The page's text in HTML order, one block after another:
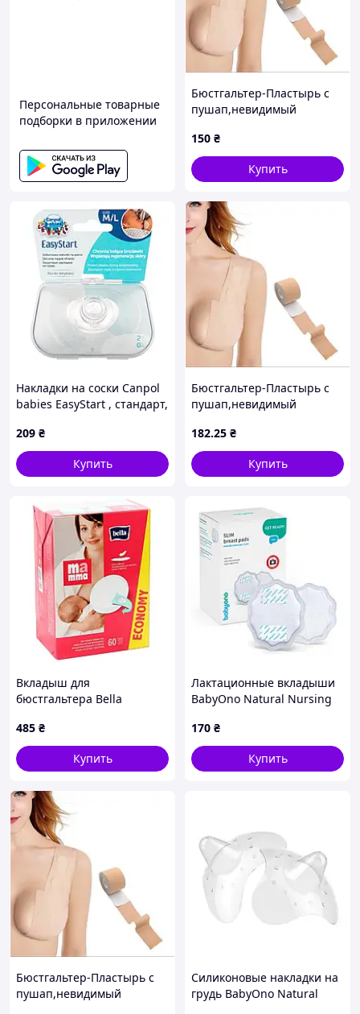
Персональные товарные
подборки в приложении
Бюстгальтер-Пластырь с
пушап,невидимый
Кинезиотейп для
подтягивания груди
150 ₴
Купить
Накладки на соски Canpol
babies EasyStart , стандарт,
209 ₴
Купить
Бюстгальтер-Пластырь с
пушап,невидимый
Кинезиотейп для
подтягивания груди
182.25 ₴
Купить
Вкладыш для
бюстгальтера Bella
60 шт (5900516402358)
485 ₴
Купить
Лактационные вкладыши
BabyOno Natural Nursing
170 ₴
Купить
Бюстгальтер-Пластырь с
пушап,невидимый
Силиконовые накладки на
грудь BabyOno Natural